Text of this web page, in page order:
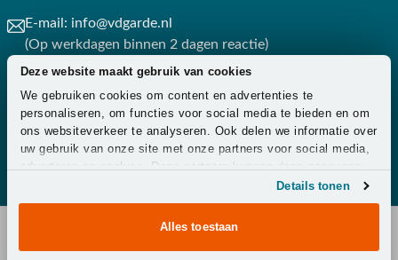
Deze website maakt gebruik van cookies
We gebruiken cookies om content en advertenties te
personaliseren, om functies voor social media te bieden en om
ons websiteverkeer te analyseren. Ook delen we informatie over
uw gebruik van onze site met onze partners voor social media,
adverteren en analyse. Deze partners kunnen deze gegevens
combineren met andere informatie die u aan ze heeft verstrekt
of die ze hebben verzameld op basis van uw gebruik van hun
Details tonen
Alles toestaan
E-mail: info@vdgarde.nl
(Op werkdagen binnen 2 dagen reactie)
Whatsapp: 0488441220
(Op werkdagen binnen 3 uur reactie)